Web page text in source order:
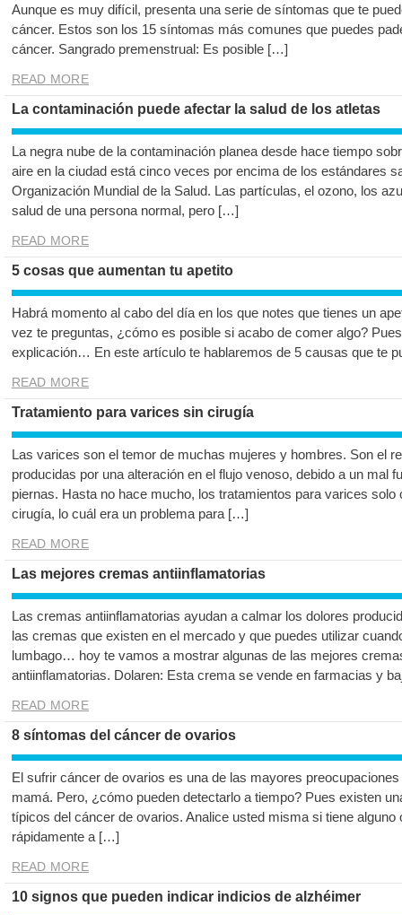
Aunque es muy difícil, presenta una serie de síntomas que te
cáncer. Estos son los 15 síntomas más comunes que puedes
cáncer. Sangrado premenstrual: Es posible […]
READ MORE
La contaminación puede afectar la salud de los atletas
La negra nube de la contaminación planea desde hace tiempo
aire en la ciudad está cinco veces por encima de los estándares
Organización Mundial de la Salud. Las partículas, el ozono, los
salud de una persona normal, pero […]
READ MORE
5 cosas que aumentan tu apetito
Habrá momento al cabo del día en los que notes que tienes un
vez te preguntas, ¿cómo es posible si acabo de comer algo?
explicación… En este artículo te hablaremos de 5 causas que te
READ MORE
Tratamiento para varices sin cirugía
Las varices son el temor de muchas mujeres y hombres. Son el
producidas por una alteración en el flujo venoso, debido a un mal
piernas. Hasta no hace mucho, los tratamientos para varices solo
cirugía, lo cuál era un problema para […]
READ MORE
Las mejores cremas antiinflamatorias
Las cremas antiinflamatorias ayudan a calmar los dolores
las cremas que existen en el mercado y que puedes utilizar
lumbago… hoy te vamos a mostrar algunas de las mejores
antiinflamatorias. Dolaren: Esta crema se vende en farmacias y
READ MORE
8 síntomas del cáncer de ovarios
El sufrir cáncer de ovarios es una de las mayores
mamá. Pero, ¿cómo pueden detectarlo a tiempo? Pues existen
típicos del cáncer de ovarios. Analice usted misma si tiene
rápidamente a […]
READ MORE
10 signos que pueden indicar indicios de alzhéimer